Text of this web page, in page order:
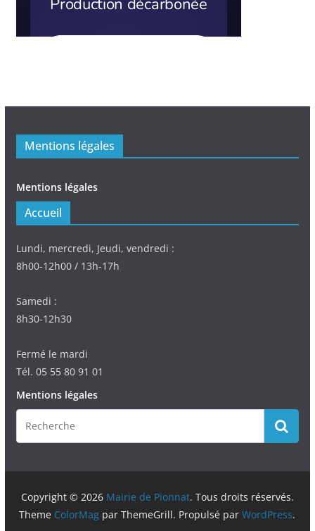
Mentions légales
Mentions légales
Accueil
Lundi, mercredi, Jeudi, vendredi :
8h00-12h00 / 13h-17h
Samedi :
8h30-12h30
Fermé le mardi
Tél. 05 55 80 91 01
Mentions légales
Copyright © 2026 Mairie de Pionnat. Tous droits réservés.
Theme ColorMag par ThemeGrill. Propulsé parWordPress.